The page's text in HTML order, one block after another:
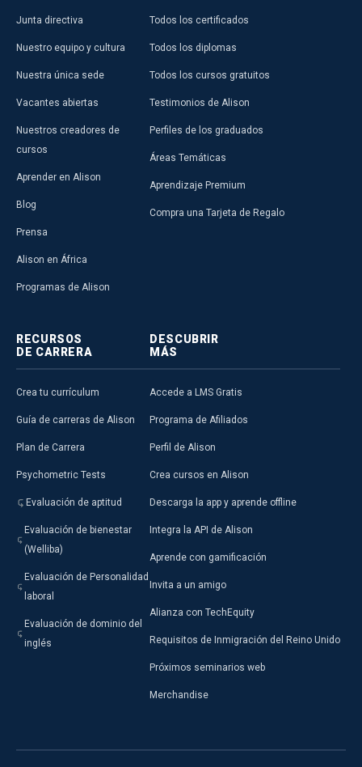
Junta directiva
Nuestro equipo y cultura
Nuestra única sede
Vacantes abiertas
Nuestros creadores de
cursos
Aprender en Alison
Blog
Prensa
Alison en África
Programas de Alison
Todos los certificados
Todos los diplomas
Todos los cursos gratuitos
Testimonios de Alison
Perfiles de los graduados
Áreas Temáticas
Aprendizaje Premium
Compra una Tarjeta de Regalo
RECURSOS
DE CARRERA
Crea tu currículum
Guía de carreras de Alison
Plan de Carrera
Psychometric Tests
Evaluación de aptitud
Evaluación de bienestar
(Welliba)
Evaluación de Personalidad
laboral
Evaluación de dominio del
inglés
DESCUBRIR
MÁS
Accede a LMS Gratis
Programa de Afiliados
Perfil de Alison
Crea cursos en Alison
Descarga la app y aprende offline
Integra la API de Alison
Aprende con gamificación
Invita a un amigo
Alianza con TechEquity
Requisitos de Inmigración del Reino Unido
Próximos seminarios web
Merchandise